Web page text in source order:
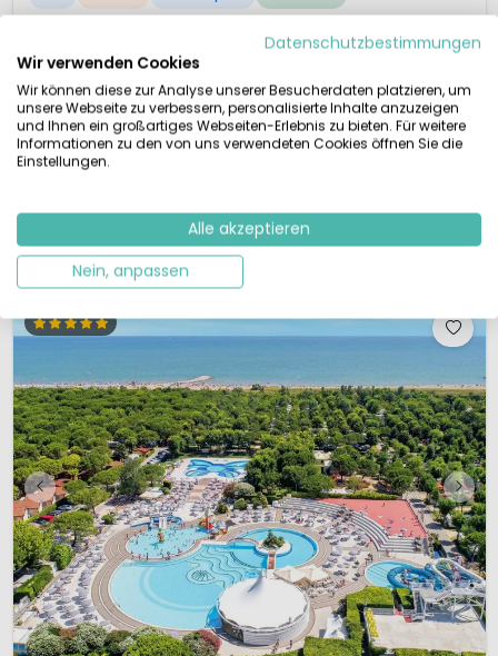
An einer der schönsten Buchten Istriens
Mit direktem Zugang zum Strand
Direkt an der Adria in Istrien, in der Nähe von Porec, liegt der
familienfreundliche Campingplatz Bijela Uvala mit seinen modernen
Unterkünften und der großen Poolanlage. In Ihrem Urlaub auf Camping
Details ansehen 4 Anbieter ansehen
Datenschutzbestimmungen
Wir verwenden Cookies
Wir können diese zur Analyse unserer Besucherdaten platzieren, um
unsere Webseite zu verbessern, personalisierte Inhalte anzuzeigen
und Ihnen ein großartiges Webseiten-Erlebnis zu bieten. Für weitere
Informationen zu den von uns verwendeten Cookies öffnen Sie die
Einstellungen.
Alle akzeptieren
Nein, anpassen